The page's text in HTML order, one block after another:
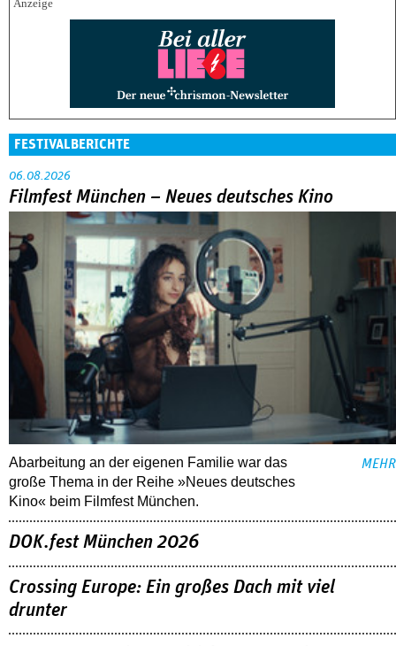
FESTIVALBERICHTE
06.08.2026
Filmfest München – Neues deutsches Kino
Abarbeitung an der eigenen Familie war das
große Thema in der Reihe »Neues deutsches
Kino« beim Filmfest München.
MEHR
DOK.fest München 2026
Crossing Europe: Ein großes Dach mit viel
drunter